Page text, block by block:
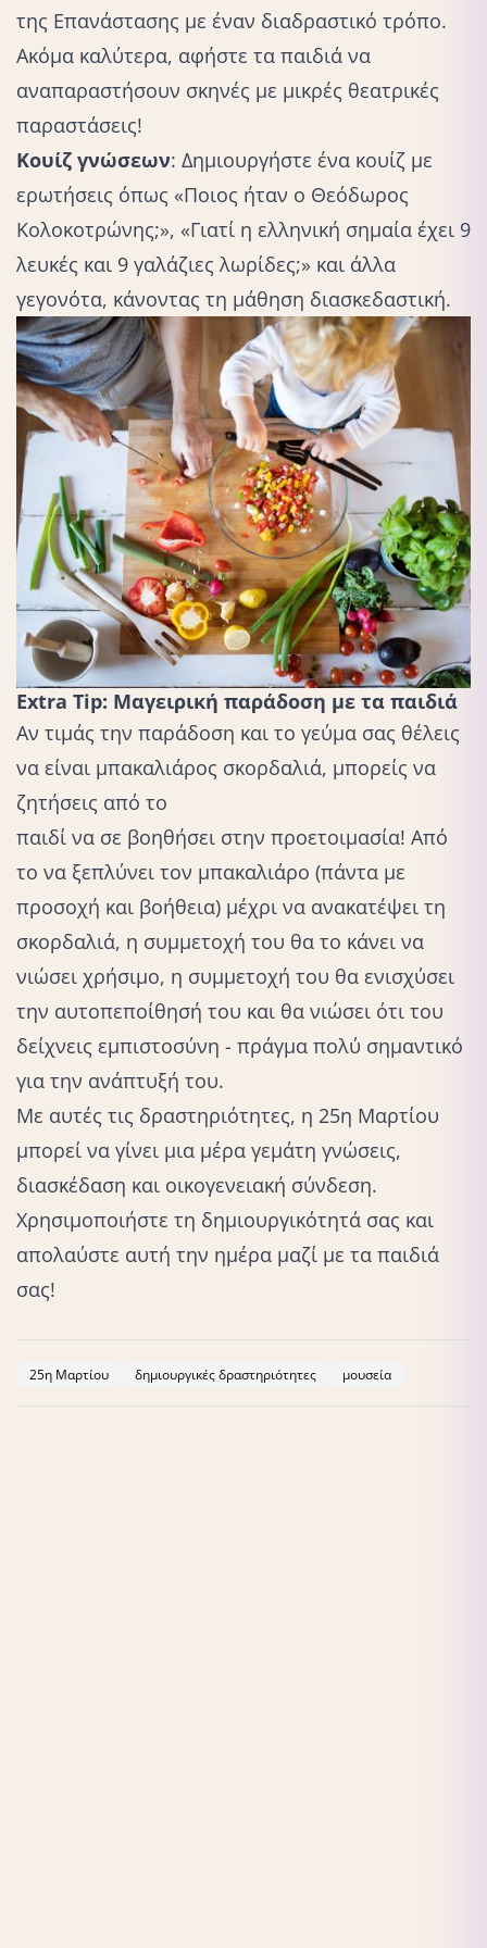
της Επανάστασης με έναν διαδραστικό τρόπο.
Ακόμα καλύτερα, αφήστε τα παιδιά να
αναπαραστήσουν σκηνές με μικρές θεατρικές
παραστάσεις!
Κουίζ γνώσεων: Δημιουργήστε ένα κουίζ με
ερωτήσεις όπως «Ποιος ήταν ο Θεόδωρος
Κολοκοτρώνης;», «Γιατί η ελληνική σημαία έχει 9
λευκές και 9 γαλάζιες λωρίδες;» και άλλα
γεγονότα, κάνοντας τη μάθηση διασκεδαστική.
Extra Tip: Μαγειρική παράδοση με τα παιδιά
Αν τιμάς την παράδοση και το γεύμα σας θέλεις
να είναι μπακαλιάρος σκορδαλιά, μπορείς να
ζητήσεις από το
παιδί να σε βοηθήσει στην προετοιμασία! Από
το να ξεπλύνει τον μπακαλιάρο (πάντα με
προσοχή και βοήθεια) μέχρι να ανακατέψει τη
σκορδαλιά, η συμμετοχή του θα το κάνει να
νιώσει χρήσιμο, η συμμετοχή του θα ενισχύσει
την αυτοπεποίθησή του και θα νιώσει ότι του
δείχνεις εμπιστοσύνη - πράγμα πολύ σημαντικό
για την ανάπτυξή του.
Με αυτές τις δραστηριότητες, η 25η Μαρτίου
μπορεί να γίνει μια μέρα γεμάτη γνώσεις,
διασκέδαση και οικογενειακή σύνδεση.
Χρησιμοποιήστε τη δημιουργικότητά σας και
απολαύστε αυτή την ημέρα μαζί με τα παιδιά
σας!
25η Μαρτίου δημιουργικές δραστηριότητες μουσεία